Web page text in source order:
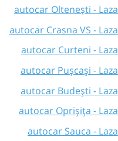
autocar Oltenești - Laza
autocar Crasna VS - Laza
autocar Curteni - Laza
autocar Pușcași - Laza
autocar Budești - Laza
autocar Oprișița - Laza
autocar Sauca - Laza